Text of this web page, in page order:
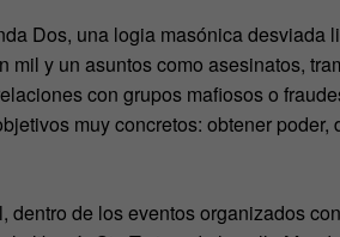
Dos, una logia masónica desviada
mil y un asuntos como asesinatos,
con grupos mafiosos o
muy concretos: obtener
dentro de los eventos organizados